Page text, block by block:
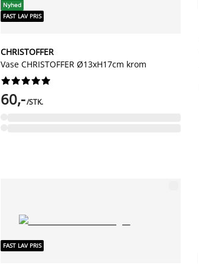
Nyhed
FAST LAV PRIS
CHRISTOFFER
Vase CHRISTOFFER Ø13xH17cm krom






60,-/STK.
FAST LAV PRIS